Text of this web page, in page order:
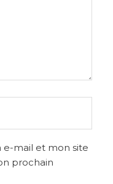
mail et mon site
prochain